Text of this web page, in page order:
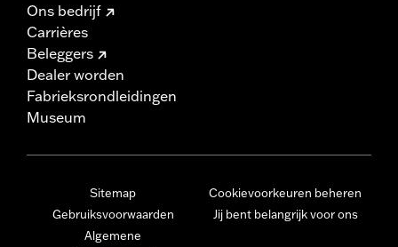
Ons bedrijf
Carrières
Beleggers
Dealer worden
Fabrieksrondleidingen
Museum
Sitemap
Gebruiksvoorwaarden
Algemene
Cookievoorkeuren beheren
Jij bent belangrijk voor ons